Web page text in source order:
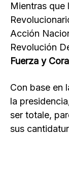
Mientras que
Acción
Revolución
Fuerza y
Con base en
la
ser totale,
sus